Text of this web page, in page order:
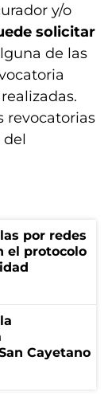
y/o
solicitar
de las
revocatorias
por redes
el protocolo
Cayetano